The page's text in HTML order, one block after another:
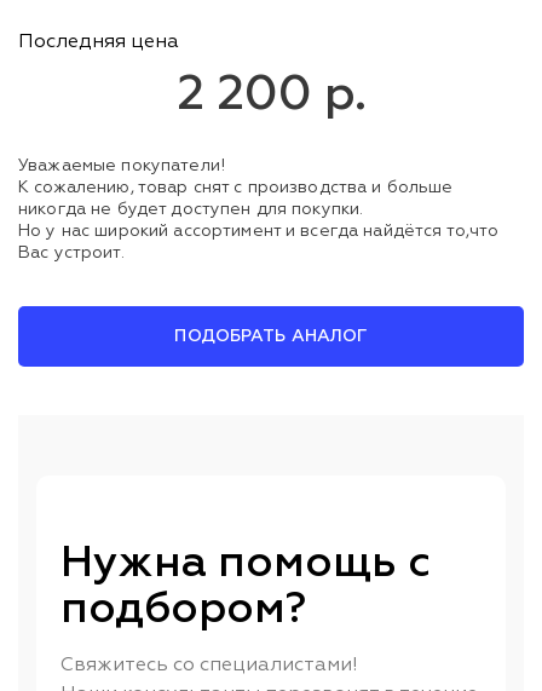
Последняя цена
2 200 р.
Уважаемые покупатели!
К сожалению, товар снят с производства и больше
никогда не будет доступен для покупки.
Но у нас широкий ассортимент и всегда найдётся то,что
Вас устроит.
ПОДОБРАТЬ АНАЛОГ
Нужна помощь с
подбором?
Свяжитесь со специалистами!